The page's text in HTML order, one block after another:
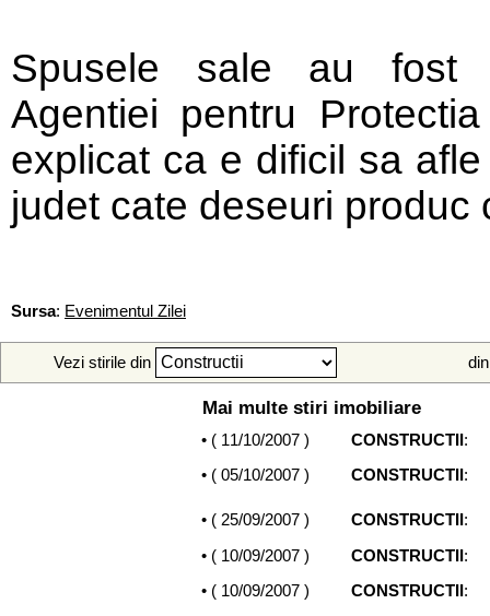
Spusele sale au fost
Agentiei pentru
explicat ca e dificil sa
judet cate deseuri produc
Sursa: Evenimentul Zilei
Vezi stirile din
Mai multe stiri imobiliare
• ( 11/10/2007 ) CONSTRUCTII:
• ( 05/10/2007 ) CONSTRUCTII:
• ( 25/09/2007 ) CONSTRUCTII:
• ( 10/09/2007 ) CONSTRUCTII:
• ( 10/09/2007 ) CONSTRUCTII: